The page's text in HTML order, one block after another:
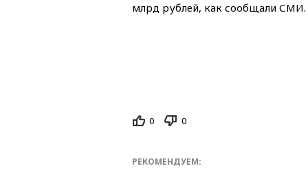
млрд рублей, как сообщали СМИ.
0 0
РЕКОМЕНДУЕМ: